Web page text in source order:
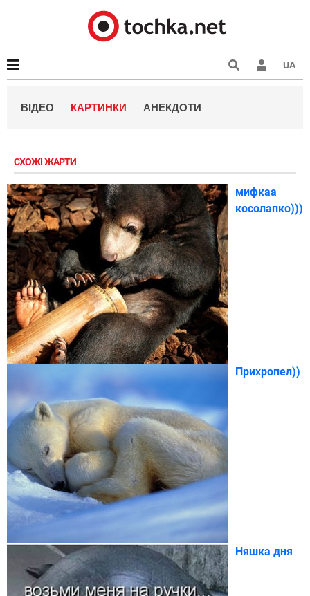
UA
ВІДЕО КАРТИНКИ АНЕКДОТИ
СХОЖІ ЖАРТИ
мифкаа
Прихропел))
Няшка дня